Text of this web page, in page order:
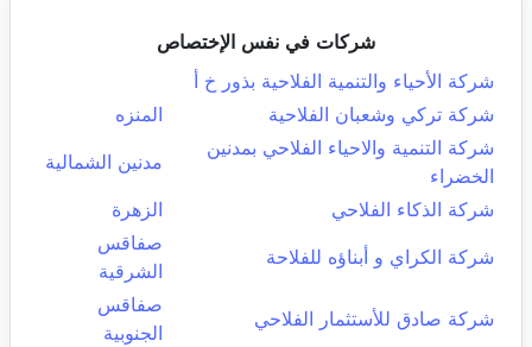
شركات في نفس الإختصاص
شركة الأحياء والتنمية الفلاحية بذور خ أ
شركة تركي وشعبان الفلاحية
المنزه
شركة التنمية والاحياء الفلاحي بمدنين
الخضراء
مدنين الشمالية
شركة الذكاء الفلاحي الزهرة
شركة الكراي و أبناؤه للفلاحة
صفاقس
الشرقية
شركة صادق للأستثمار الفلاحي
صفاقس
الجنوبية